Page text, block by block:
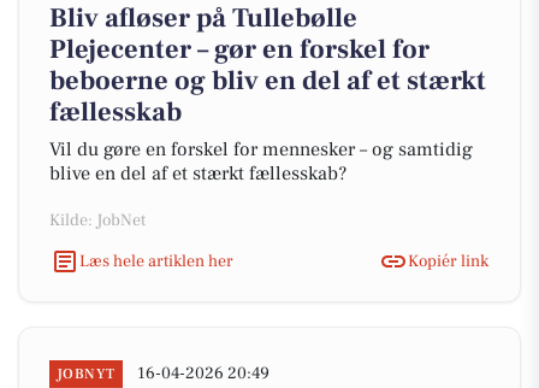
Bliv afløser på Tullebølle
Plejecenter – gør en forskel for
beboerne og bliv en del af et stærkt
fællesskab
Vil du gøre en forskel for mennesker – og samtidig
blive en del af et stærkt fællesskab?
Kilde: JobNet
Læs hele artiklen her
Kopiér link
JOBNYT 16-04-2026 20:49